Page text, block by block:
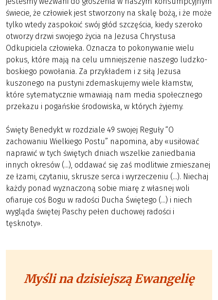
świecie, że człowiek jest stworzony na skalę bożą, i że może
tylko wtedy zaspokoić swój głód szczęścia, kiedy szeroko
otworzy drzwi swojego życia na Jezusa Chrystusa
Odkupiciela człowieka. Oznacza to pokonywanie wielu
pokus, które mają na celu umniejszenie naszego ludzko-
boskiego powołania. Za przykładem i z siłą Jezusa
kuszonego na pustyni zdemaskujemy wiele kłamstw,
które sytematycznie wmawiają nam media społecznego
przekazu i pogańskie środowiska, w których żyjemy.
Święty Benedykt w rozdziale 49 swojej Reguły “O
zachowaniu Wielkiego Postu” napomina, aby «usiłować
naprawić w tych świętych dniach wszelkie zaniedbania
innych okresów (...), oddawać się zaś modlitwie zmieszanej
ze łzami, czytaniu, skrusze serca i wyrzeczeniu (...). Niechaj
każdy ponad wyznaczoną sobie miarę z własnej woli
ofiaruje coś Bogu w radości Ducha Świętego (...) i niech
wygląda świętej Paschy pełen duchowej radości i
tęsknoty».
Myśli na dzisiejszą Ewangelię